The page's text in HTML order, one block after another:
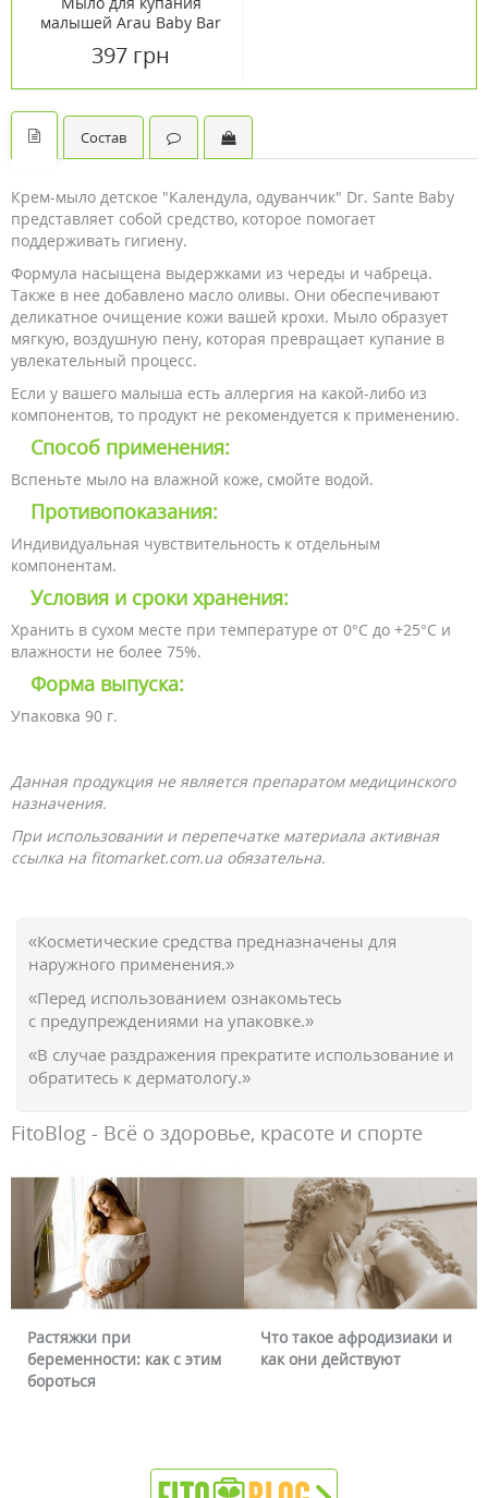
малышей Arau Baby Bar
397 грн
Состав
Крем-мыло детское "Календула, одуванчик" Dr. Sante Baby
представляет собой средство, которое помогает
поддерживать гигиену.
Формула насыщена выдержками из череды и чабреца.
Также в нее добавлено масло оливы. Они обеспечивают
деликатное очищение кожи вашей крохи. Мыло образует
мягкую, воздушную пену, которая превращает купание в
увлекательный процесс.
Если у вашего малыша есть аллергия на какой-либо из
компонентов, то продукт не рекомендуется к применению.
Способ применения:
Вспеньте мыло на влажной коже, смойте водой.
Противопоказания:
Индивидуальная чувствительность к отдельным
компонентам.
Условия и сроки хранения:
Хранить в сухом месте при температуре от 0°С до +25°С и
влажности не более 75%.
Форма выпуска:
Упаковка 90 г.
Данная продукция не является препаратом медицинского
назначения.
При использовании и перепечатке материала активная
ссылка на fitomarket.com.ua обязательна.
«Косметические средства предназначены для
наружного применения.»
«Перед использованием ознакомьтесь
с предупреждениями на упаковке.»
«В случае раздражения прекратите использование и
обратитесь к дерматологу.»
FitoBlog - Всё о здоровье, красоте и спорте
Растяжки при
беременности: как с этим
бороться
Что такое афродизиаки и
как они действуют